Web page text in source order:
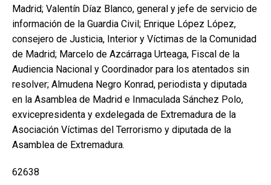
Madrid; Valentín Díaz Blanco, general y jefe de servicio de
información de la Guardia Civil; Enrique López López,
consejero de Justicia, Interior y Víctimas de la Comunidad
de Madrid; Marcelo de Azcárraga Urteaga, Fiscal de la
Audiencia Nacional y Coordinador para los atentados sin
resolver; Almudena Negro Konrad, periodista y diputada
en la Asamblea de Madrid e Inmaculada Sánchez Polo,
exvicepresidenta y exdelegada de Extremadura de la
Asociación Víctimas del Terrorismo y diputada de la
Asamblea de Extremadura.
62638